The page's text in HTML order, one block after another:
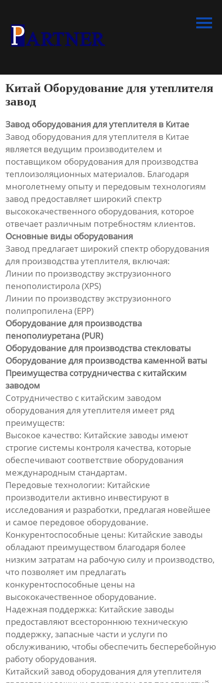
Продукция
спиральновитых труб из ПНД
Линия по производству
экструдированного
Линия по производству
водопроводных труб из ПНД
Оборудование для
производства труб со
структурированной стенкой
Линия по производству
гофрированных труб из
трехцветных ротангов из ПЭ/
ПП
Линия по производству
прутка для 3D-принтера
Оборудование для сварки
профильных панелей
Непрерывная линия по
производству
стеклопластиковых труб
Оборудование для
непрерывной намотки труб с
ребрами
Линия для однослойных
гофрированных труб
Линия по производству труб
из ПВХ
Линия по производству
профилей из ПВХ
Экструзионная линия по
производству био-
наполнителей из
полиэтилена
Линия по производству
пластиковых плит
Линия по производству
Китай Оборудование для утеплителя
завод
Завод оборудования для утеплителя в Китае
Завод оборудования для утеплителя в Китае
является ведущим производителем и
поставщиком оборудования для производства
теплоизоляционных материалов. Благодаря
многолетнему опыту и передовым технологиям
завод предоставляет широкий спектр
высококачественного оборудования, которое
отвечает различным потребностям клиентов.
Основные виды оборудования
Завод предлагает широкий спектр оборудования
для производства утеплителя, включая:
Линии по производству экструзионного
пенополистирола (XPS)
Линии по производству экструзионного
полипропилена (EPP)
Оборудование для производства
пенополиуретана (PUR)
Оборудование для производства стекловаты
Оборудование для производства каменной ваты
Преимущества сотрудничества с китайским
заводом
Сотрудничество с китайским заводом
оборудования для утеплителя имеет ряд
преимуществ:
Высокое качество: Китайские заводы имеют
строгие системы контроля качества, которые
обеспечивают соответствие оборудования
международным стандартам.
Передовые технологии: Китайские
производители активно инвестируют в
исследования и разработки, предлагая новейшее
и самое передовое оборудование.
Конкурентоспособные цены: Китайские заводы
обладают преимуществом благодаря более
низким затратам на рабочую силу и производство,
что позволяет им предлагать
конкурентоспособные цены на
высококачественное оборудование.
Надежная поддержка: Китайские заводы
предоставляют всестороннюю техническую
поддержку, запасные части и услуги по
обслуживанию, чтобы обеспечить бесперебойную
работу оборудования.
Китайский завод оборудования для утеплителя